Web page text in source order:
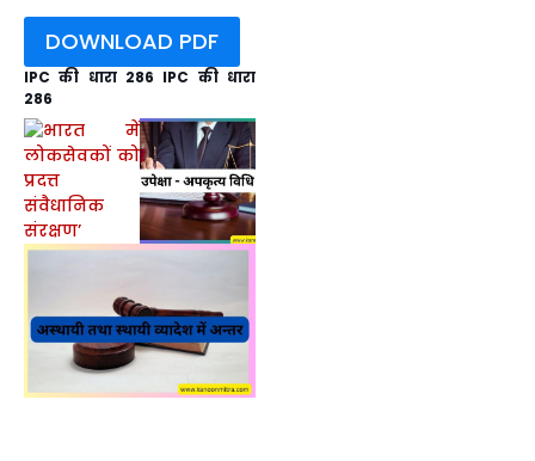
DOWNLOAD PDF
IPC की धारा 286 IPC की धारा
286